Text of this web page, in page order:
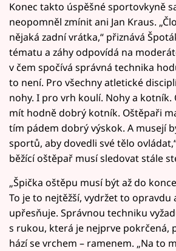
Konec takto úspěšné sportovkyně
neopomněl zmínit ani Jan Kraus.
nějaká zadní vrátka,“ přiznává
tématu a záhy odpovídá na
v čem spočívá správná technika
to není. Pro všechny atletické
nohy. I pro vrh koulí. Nohy a kotník.
mít hodně dobrý kotník. Oštěpaři
tím pádem dobrý výskok. A musejí
sportů, aby dovedli své tělo
běžící oštěpař musí sledovat stále
„Špička oštěpu musí být až do
To je to nejtěžší, vydržet to opravdu
upřesňuje. Správnou techniku
s rukou, která je nejprve pokrčená,
hází se vrchem –⁠ ramenem. „Na to